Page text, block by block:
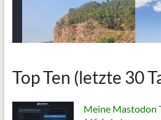
Top Ten (letzte 30
Meine Mastodon